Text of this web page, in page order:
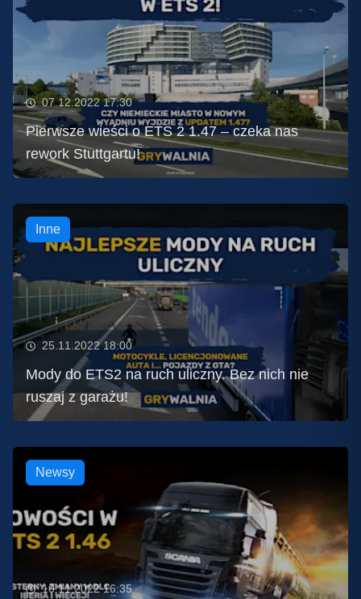
07.12.2022 17:30
Pierwsze wieści o ETS 2 1.47 – czeka nas
rework Stuttgartu!
Inne
25.11.2022 18:00
Mody do ETS2 na ruch uliczny. Bez nich nie
ruszaj z garażu!
Newsy
10.11.2022 16:35